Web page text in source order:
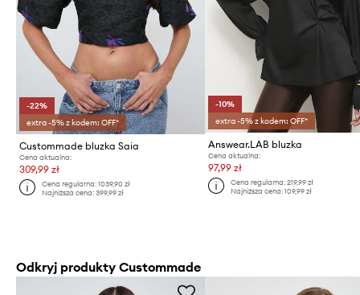
-22%
extra -5% z kodem: OFF*
Custommade bluzka Saia
Cena aktualna:
309,99 zł
Cena regularna:1039,90 zł
Najniższa cena:399,99 zł
-10%
extra -5% z kodem: OFF*
Answear.LAB bluzka
Cena aktualna:
97,99 zł
Cena regularna: 219,99 zł
Najniższa cena: 109,99 zł
Odkryj produkty Custommade